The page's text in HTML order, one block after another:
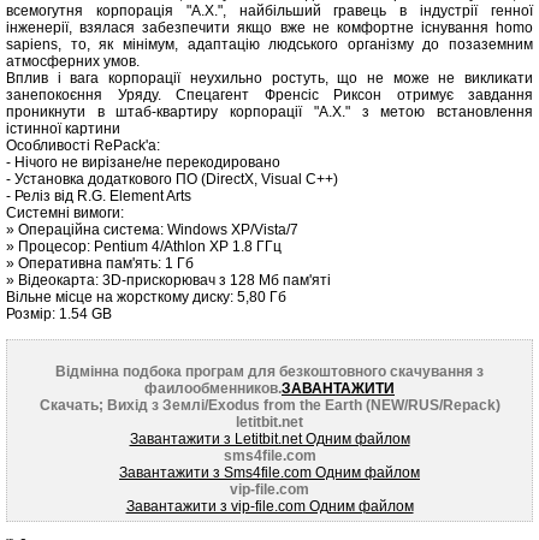
всемогутня корпорація "А.Х.", найбільший гравець в індустрії генної
інженерії, взялася забезпечити якщо вже не комфортне існування homo
sapiens, то, як мінімум, адаптацію людського організму до позаземним
атмосферних умов.
Вплив і вага корпорації неухильно ростуть, що не може не викликати
занепокоєння Уряду. Спецагент Френсіс Риксон отримує завдання
проникнути в штаб-квартиру корпорації "А.Х." з метою встановлення
істинної картини
Особливості RePack'a:
- Нічого не вирізане/не перекодировано
- Установка додаткового ПО (DirectX, Visual C++)
- Реліз від R.G. Element Arts
Системні вимоги:
» Операційна система: Windows XP/Vista/7
» Процесор: Pentium 4/Athlon XP 1.8 ГГц
» Оперативна пам'ять: 1 Гб
» Відеокарта: 3D-прискорювач з 128 Мб пам'яті
Вільне місце на жорсткому диску: 5,80 Гб
Розмір: 1.54 GB
Відмінна подбока програм для безкоштовного скачування з
фаилообменников.ЗАВАНТАЖИТИ
Скачать; Вихід з Землі/Exodus from the Earth (NEW/RUS/Repack)
letitbit.net
Завантажити з Letitbit.net Одним файлом
sms4file.com
Завантажити з Sms4file.com Одним файлом
vip-file.com
Завантажити з vip-file.com Одним файлом